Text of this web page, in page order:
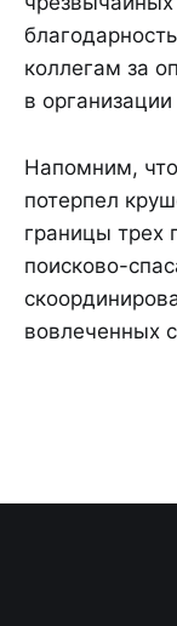
коллегам за
в
Напомним,
потерпел
границы трех
поисково-
вовлеченных